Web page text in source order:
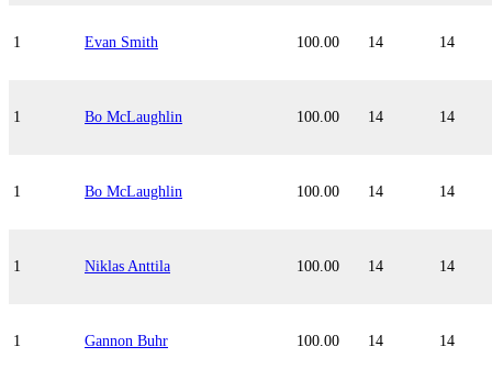
1 Evan Smith 100.00 14 14
1 Bo McLaughlin 100.00 14 14
1 Bo McLaughlin 100.00 14 14
1 Niklas Anttila 100.00 14 14
1 Gannon Buhr 100.00 14 14